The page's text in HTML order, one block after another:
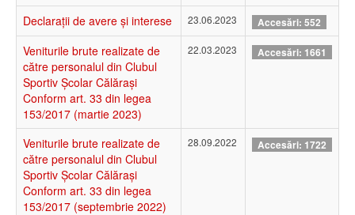
Declarații de avere și interese 23.06.2023 Accesări: 552
Veniturile brute realizate de
către personalul din Clubul
Sportiv Școlar Călăraşi
Conform art. 33 din legea
153/2017 (martie 2023)
22.03.2023 Accesări: 1661
Veniturile brute realizate de
către personalul din Clubul
Sportiv Școlar Călăraşi
Conform art. 33 din legea
153/2017 (septembrie 2022)
28.09.2022 Accesări: 1722